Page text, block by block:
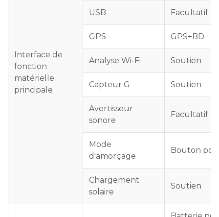
Interface de
fonction
matérielle
principale
USB Facultatif
GPS GPS+BD
Analyse Wi-Fi Soutien
Capteur G Soutien
Avertisseur
sonore
Facultatif
Mode
d'amorçage
Bouton
Chargement
solaire
Soutien